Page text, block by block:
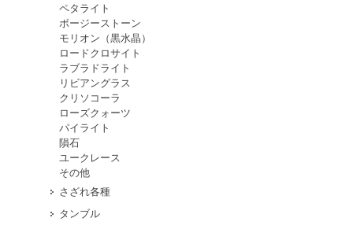
ペタライト
ボージーストーン
モリオン（黒水晶）
ロードクロサイト
ラブラドライト
リビアングラス
クリソコーラ
ローズクォーツ
パイライト
隕石
ユークレース
その他
さざれ各種
タンブル